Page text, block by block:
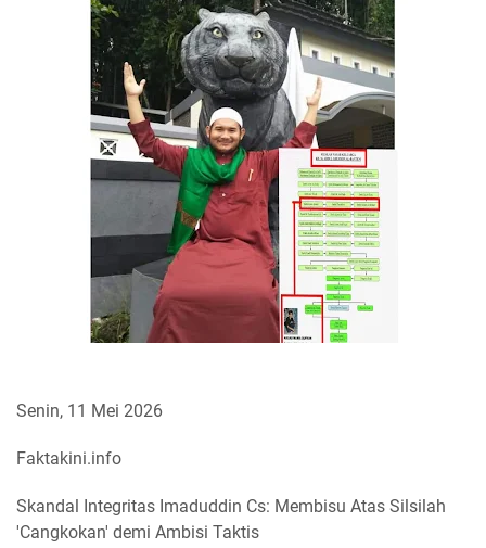
Senin, 11 Mei 2026
Faktakini.info
Skandal Integritas Imaduddin Cs: Membisu Atas Silsilah
'Cangkokan' demi Ambisi Taktis